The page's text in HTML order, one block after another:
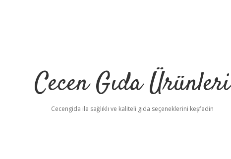
Cecen Gıda Ürünleri
Cecengida ile sağlıklı ve kaliteli gıda seçeneklerini keşfedin